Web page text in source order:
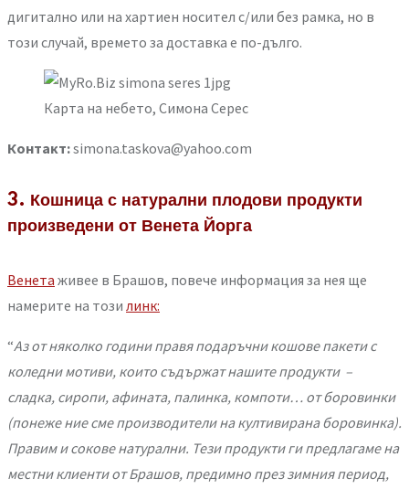
дигитално или на хартиен носител с/или без рамка, но в
този случай, времето за доставка е по-дълго.
Карта на небето, Симона Серес
Контакт:simona.taskova@yahoo.com
3. Кошница с натурални плодови продукти
произведени от Венета Йорга
Венета живее в Брашов, повече информация за нея ще
намерите на този линк:
“Аз от няколко години правя подаръчни кошове пакети с
коледни мотиви, които съдържат нашите продукти –
сладка, сиропи, афината, палинка, компоти… от боровинки
(понеже ние сме производители на култивирана боровинка).
Правим и сокове натурални. Тези продукти ги предлагаме на
местни клиенти от Брашов, предимно през зимния период,